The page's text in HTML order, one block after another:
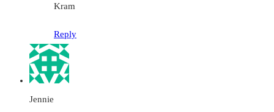
Kram
Reply
Jennie